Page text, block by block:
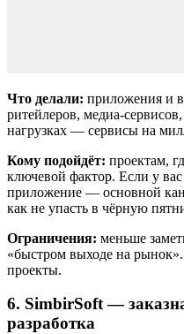
Что делали: приложения и
ритейлеров, медиа-
нагрузках — сервисы на
Кому подойдёт: проектам,
ключевой фактор. Если у
приложение — основной
как не упасть в чёрную
Ограничения: меньше
«быстром выходе на
проекты.
6. SimbirSoft —
разработка